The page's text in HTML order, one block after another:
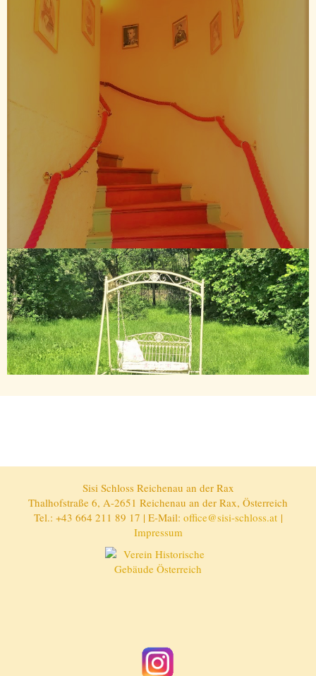
Sisi Schloss Reichenau an der Rax
Thalhofstraße 6, A-2651 Reichenau an der Rax, Österreich
Tel.: +43 664 211 89 17 | E-Mail: office@sisi-schloss.at|
Impressum